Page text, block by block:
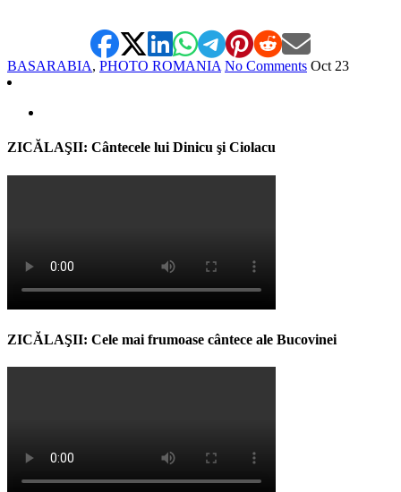
BASARABIA, PHOTO ROMANIA No Comments Oct 23
ZICĂLAŞII: Cântecele lui Dinicu şi Ciolacu
ZICĂLAŞII: Cele mai frumoase cântece ale Bucovinei